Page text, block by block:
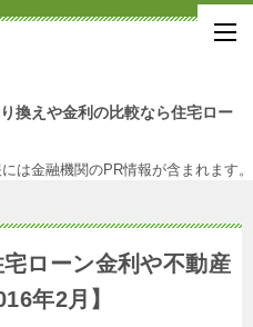
換えや金利の比較なら住宅ロー
は金融機関のPR情報が含まれます。
ローン金利や不動産
年2月】